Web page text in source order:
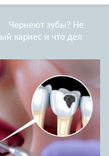
Чернеют зубы? Не
кариес и что дел